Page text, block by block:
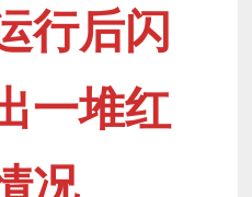
行后闪
一堆红